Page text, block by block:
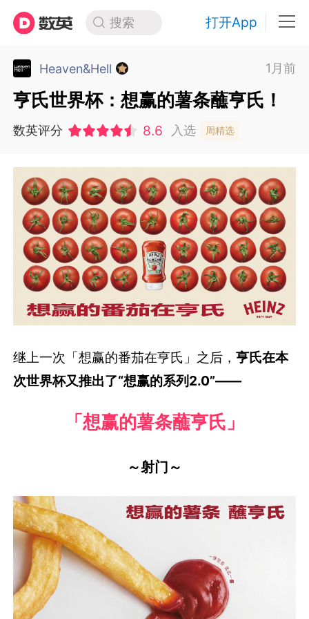
搜索 打开App
Heaven&Hell 1月前
亨氏世界杯：想赢的薯条蘸亨氏！
数英评分 8.6 入选 周精选
继上一次「想赢的番茄在亨氏」之后，亨氏在本
次世界杯又推出了“想赢的系列2.0”——
「想赢的薯条蘸亨氏」
～射门～